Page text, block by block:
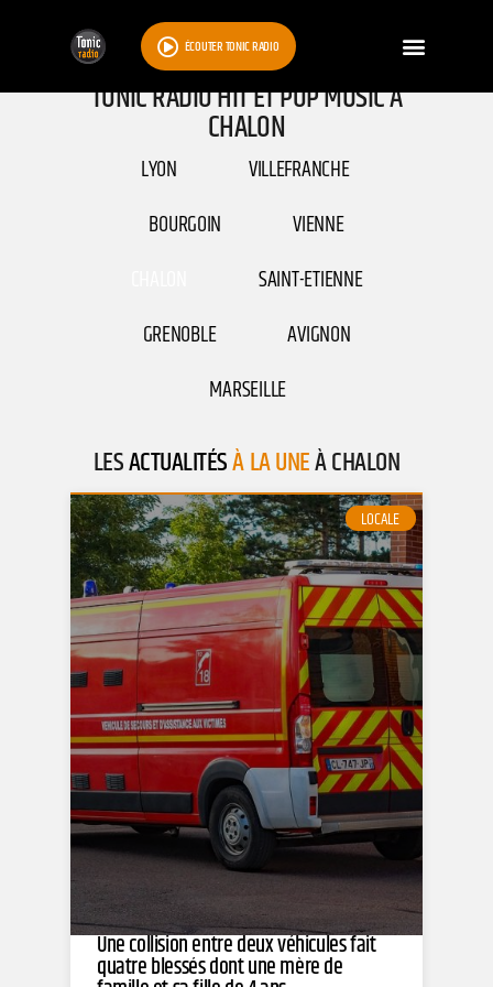
ÉCOUTER TONIC RADIO
TONIC RADIO HIT ET POP MUSIC À
CHALON
LYON
VILLEFRANCHE
BOURGOIN
VIENNE
SAINT-ETIENNE
GRENOBLE
AVIGNON
MARSEILLE
LESACTUALITÉSÀ LA UNEÀ CHALON
LOCALE
Une collision entre deux véhicules fait
quatre blessés dont une mère de